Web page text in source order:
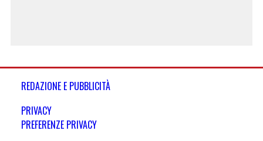
REDAZIONE E PUBBLICITÀ
PRIVACY
PREFERENZE PRIVACY